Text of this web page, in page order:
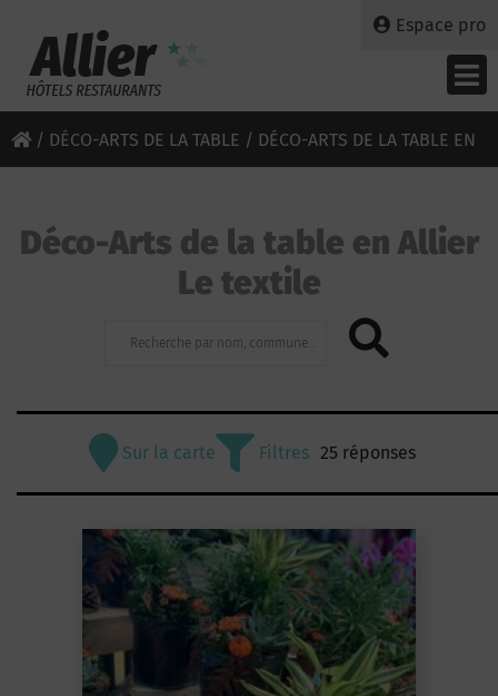
Espace pro
/ DÉCO-ARTS DE LA TABLE / DÉCO-ARTS DE LA TABLE EN
Déco-Arts de la table en Allier
Le textile
Sur la carte Filtres 25 réponses